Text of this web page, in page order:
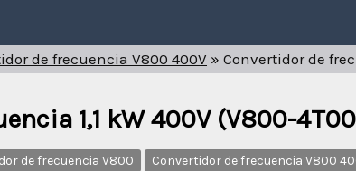
de frecuencia V800 400V » Convertidor de
1,1 kW 400V (V800-
de frecuencia V800 Convertidor de frecuencia V800